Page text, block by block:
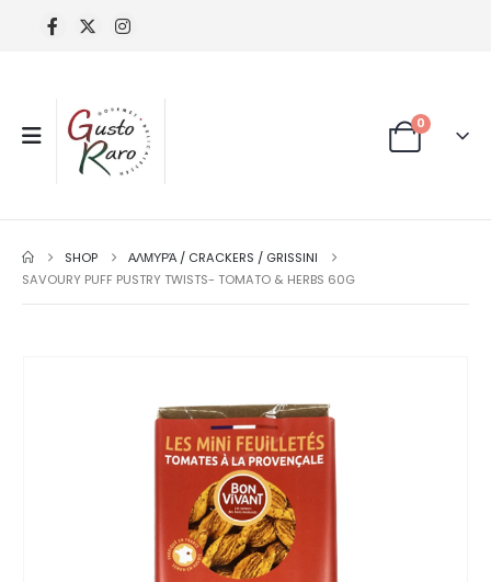
0
SHOP
ΑΛΜΥΡΆ / CRACKERS / GRISSINI
SAVOURY PUFF PUSTRY TWISTS- TOMATO & HERBS 60G